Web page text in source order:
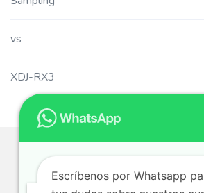
vs
XDJ-RX3
Escríbenos por Whatsapp